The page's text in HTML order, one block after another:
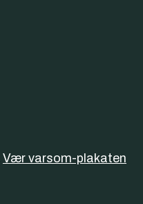
Vær varsom-plakaten